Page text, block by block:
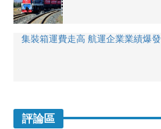
集裝箱運費走高 航運企業業績爆發
評論區